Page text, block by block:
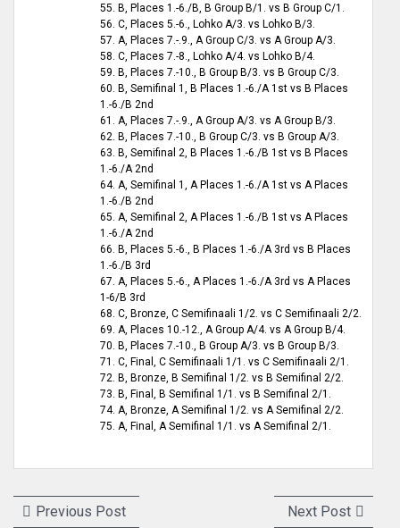
55. B, Places 1.-6./B, B Group B/1. vs B Group C/1.
56. C, Places 5.-6., Lohko A/3. vs Lohko B/3.
57. A, Places 7.-.9., A Group C/3. vs A Group A/3.
58. C, Places 7.-8., Lohko A/4. vs Lohko B/4.
59. B, Places 7.-10., B Group B/3. vs B Group C/3.
60. B, Semifinal 1, B Places 1.-6./A 1st vs B Places
1.-6./B 2nd
61. A, Places 7.-.9., A Group A/3. vs A Group B/3.
62. B, Places 7.-10., B Group C/3. vs B Group A/3.
63. B, Semifinal 2, B Places 1.-6./B 1st vs B Places
1.-6./A 2nd
64. A, Semifinal 1, A Places 1.-6./A 1st vs A Places
1.-6./B 2nd
65. A, Semifinal 2, A Places 1.-6./B 1st vs A Places
1.-6./A 2nd
66. B, Places 5.-6., B Places 1.-6./A 3rd vs B Places
1.-6./B 3rd
67. A, Places 5.-6., A Places 1.-6./A 3rd vs A Places
1-6/B 3rd
68. C, Bronze, C Semifinaali 1/2. vs C Semifinaali 2/2.
69. A, Places 10.-12., A Group A/4. vs A Group B/4.
70. B, Places 7.-10., B Group A/3. vs B Group B/3.
71. C, Final, C Semifinaali 1/1. vs C Semifinaali 2/1.
72. B, Bronze, B Semifinal 1/2. vs B Semifinal 2/2.
73. B, Final, B Semifinal 1/1. vs B Semifinal 2/1.
74. A, Bronze, A Semifinal 1/2. vs A Semifinal 2/2.
75. A, Final, A Semifinal 1/1. vs A Semifinal 2/1.
Artikkelien
Previous PostPrevious
Next PostNext